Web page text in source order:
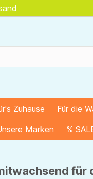
Zuhause Für die
Marken
%
für